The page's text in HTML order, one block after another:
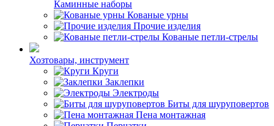
Каминные наборы
Кованые урны
Прочие изделия
Кованые петли-стрелы
Хозтовары, инструмент
Круги
Заклепки
Электроды
Биты для шуруповертов
Пена монтажная